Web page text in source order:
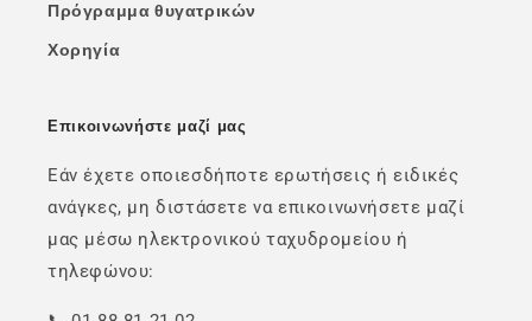
Πρόγραμμα θυγατρικών
Χορηγία
Επικοινωνήστε μαζί μας
Εάν έχετε οποιεσδήποτε ερωτήσεις ή ειδικές
ανάγκες, μη διστάσετε να επικοινωνήσετε μαζί
μας μέσω ηλεκτρονικού ταχυδρομείου ή
τηλεφώνου: